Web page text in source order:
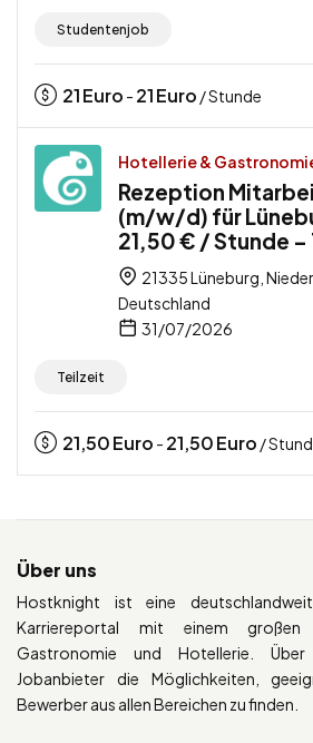
Studentenjob
21Euro - 21Euro / Stunde
Hotellerie &
Rezeption
(m/w/d) für
21,50 € / Stunde
21335 Lüneburg,
Deutschland
31/07/2026
Teilzeit
21,50Euro - 21,50Euro /
Über uns
Hostknight ist eine
Karriereportal mit einem großen
Gastronomie und Hotellerie.
Jobanbieter die Möglichkeiten,
Bewerber aus allen Bereichen zu finden.